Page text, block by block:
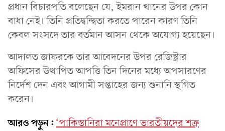
প্রধান বিচারপতি বলেছেন যে, ইমরান খানের উপর কোন
বাধা নেই। তিনি প্রতিদ্বন্দ্বিতা করতে পারেন কারণ তিনি
কেবল সংসদে তার বর্তমান আসন থেকে অযোগ্য হয়েছেন।
আদালত জাফরকে তার আবেদনের উপর রেজিস্ট্রার
অফিসের উত্থাপিত আপত্তি তিন দিনের মধ্যে অপসারণের
নির্দেশ দেন এবং আগামী সপ্তাহের জন্য শুনানি স্থগিত
করেন।
আরও পড়ুন: ‘পাকিস্তানিরা মনেপ্রাণে ভারতীয়দের শত্রু